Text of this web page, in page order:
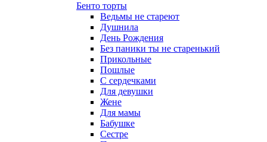
Бенто торты
Ведьмы не стареют
Душнила
День Рождения
Без паники ты не старенький
Прикольные
Пошлые
С сердечками
Для девушки
Жене
Для мамы
Бабушке
Сестре